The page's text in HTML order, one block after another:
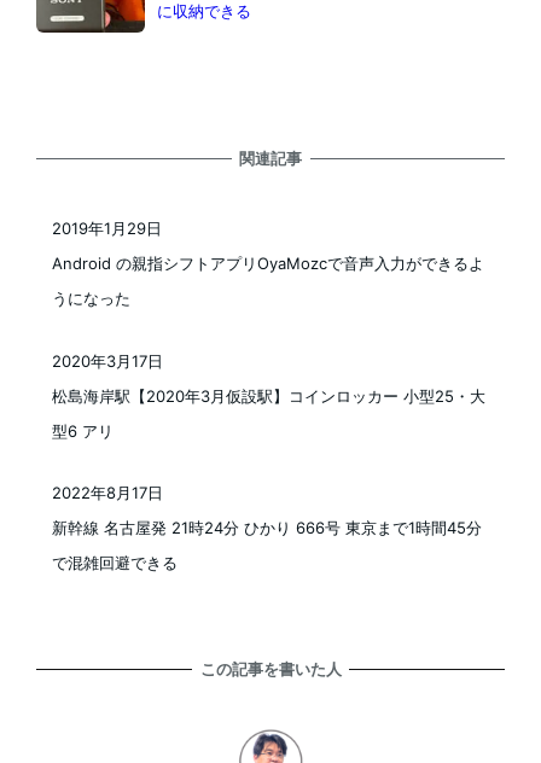
に収納できる
関連記事
Android の親指シフトアプリOyaMozcで音声入力ができるよ
うになった
2019年1月29日
松島海岸駅【2020年3月仮設駅】コインロッカー 小型25・大
型6 アリ
2020年3月17日
新幹線 名古屋発 21時24分 ひかり 666号 東京まで1時間45分
で混雑回避できる
2022年8月17日
この記事を書いた人